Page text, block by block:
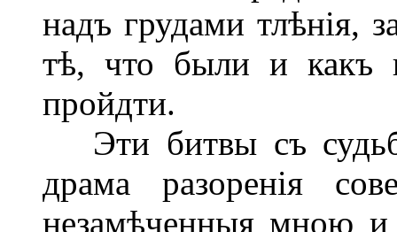
надъ грудами тлѣнія,
тѣ, что были и какъ
пройдти.
Эти битвы съ
драма разоренія
незамѣченныя мною и